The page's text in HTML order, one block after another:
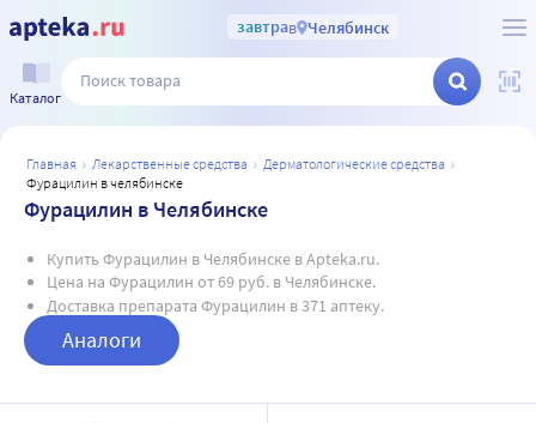
завтрав Челябинск
Каталог
главная лекарственные средства
дерматологические средства
фурацилин в челябинске
Фурацилин в Челябинске
Купить Фурацилин в Челябинске в Apteka.ru.
Цена на Фурацилин от 69 руб. в Челябинске.
Доставка препарата Фурацилин в 371 аптеку.
Аналоги